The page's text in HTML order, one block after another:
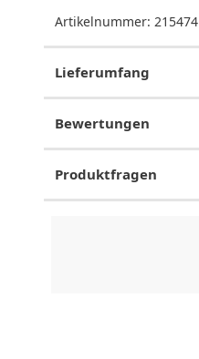
Artikelnummer: 215474
Lieferumfang
Bewertungen
Produktfragen